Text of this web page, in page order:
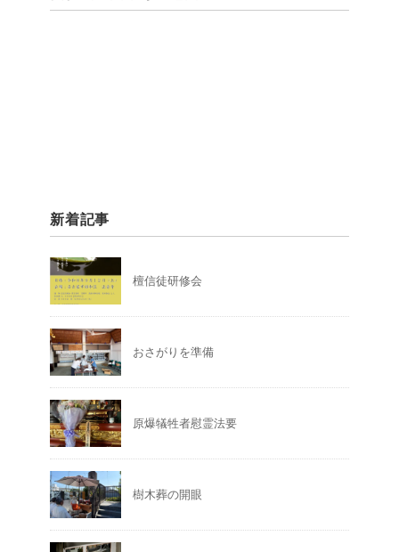
新着記事
檀信徒研修会
おさがりを準備
原爆犠牲者慰霊法要
樹木葬の開眼